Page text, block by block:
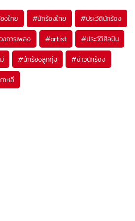
งไทย #นักร้องไทย #ประวัตินักร้อง
งการเพลง #artist #ประวัติศิลปิน
#นักร้องลูกทุ่ง #ข่าวนักร้อง
าหลี